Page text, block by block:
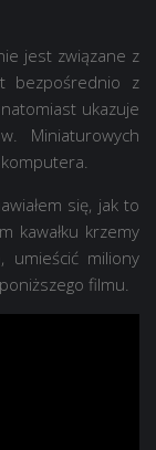
jest związane z
bezpośrednio z
ukazuje
Miniaturowych
się, jak to
kawałku krzemy
miliony
filmu.